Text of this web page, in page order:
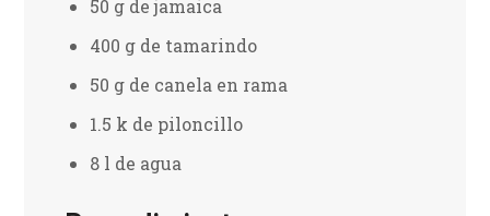
50 g de jamaica
400 g de tamarindo
50 g de canela en rama
1.5 k de piloncillo
8 l de agua